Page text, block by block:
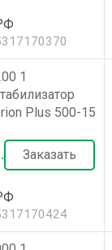
Plus 500-15
Заказать